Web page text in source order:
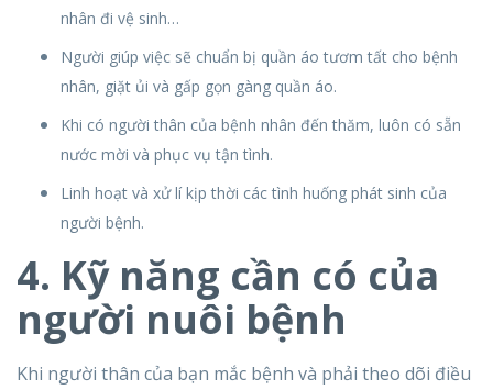
nhân đi vệ sinh…
Người giúp việc sẽ chuẩn bị quần áo tươm tất cho bệnh
nhân, giặt ủi và gấp gọn gàng quần áo.
Khi có người thân của bệnh nhân đến thăm, luôn có sẵn
nước mời và phục vụ tận tình.
Linh hoạt và xử lí kịp thời các tình huống phát sinh của
người bệnh.
4. Kỹ năng cần có của
người nuôi bệnh
Khi người thân của bạn mắc bệnh và phải theo dõi điều